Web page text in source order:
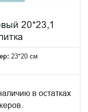
20*23,1
23*20 см
в остатках